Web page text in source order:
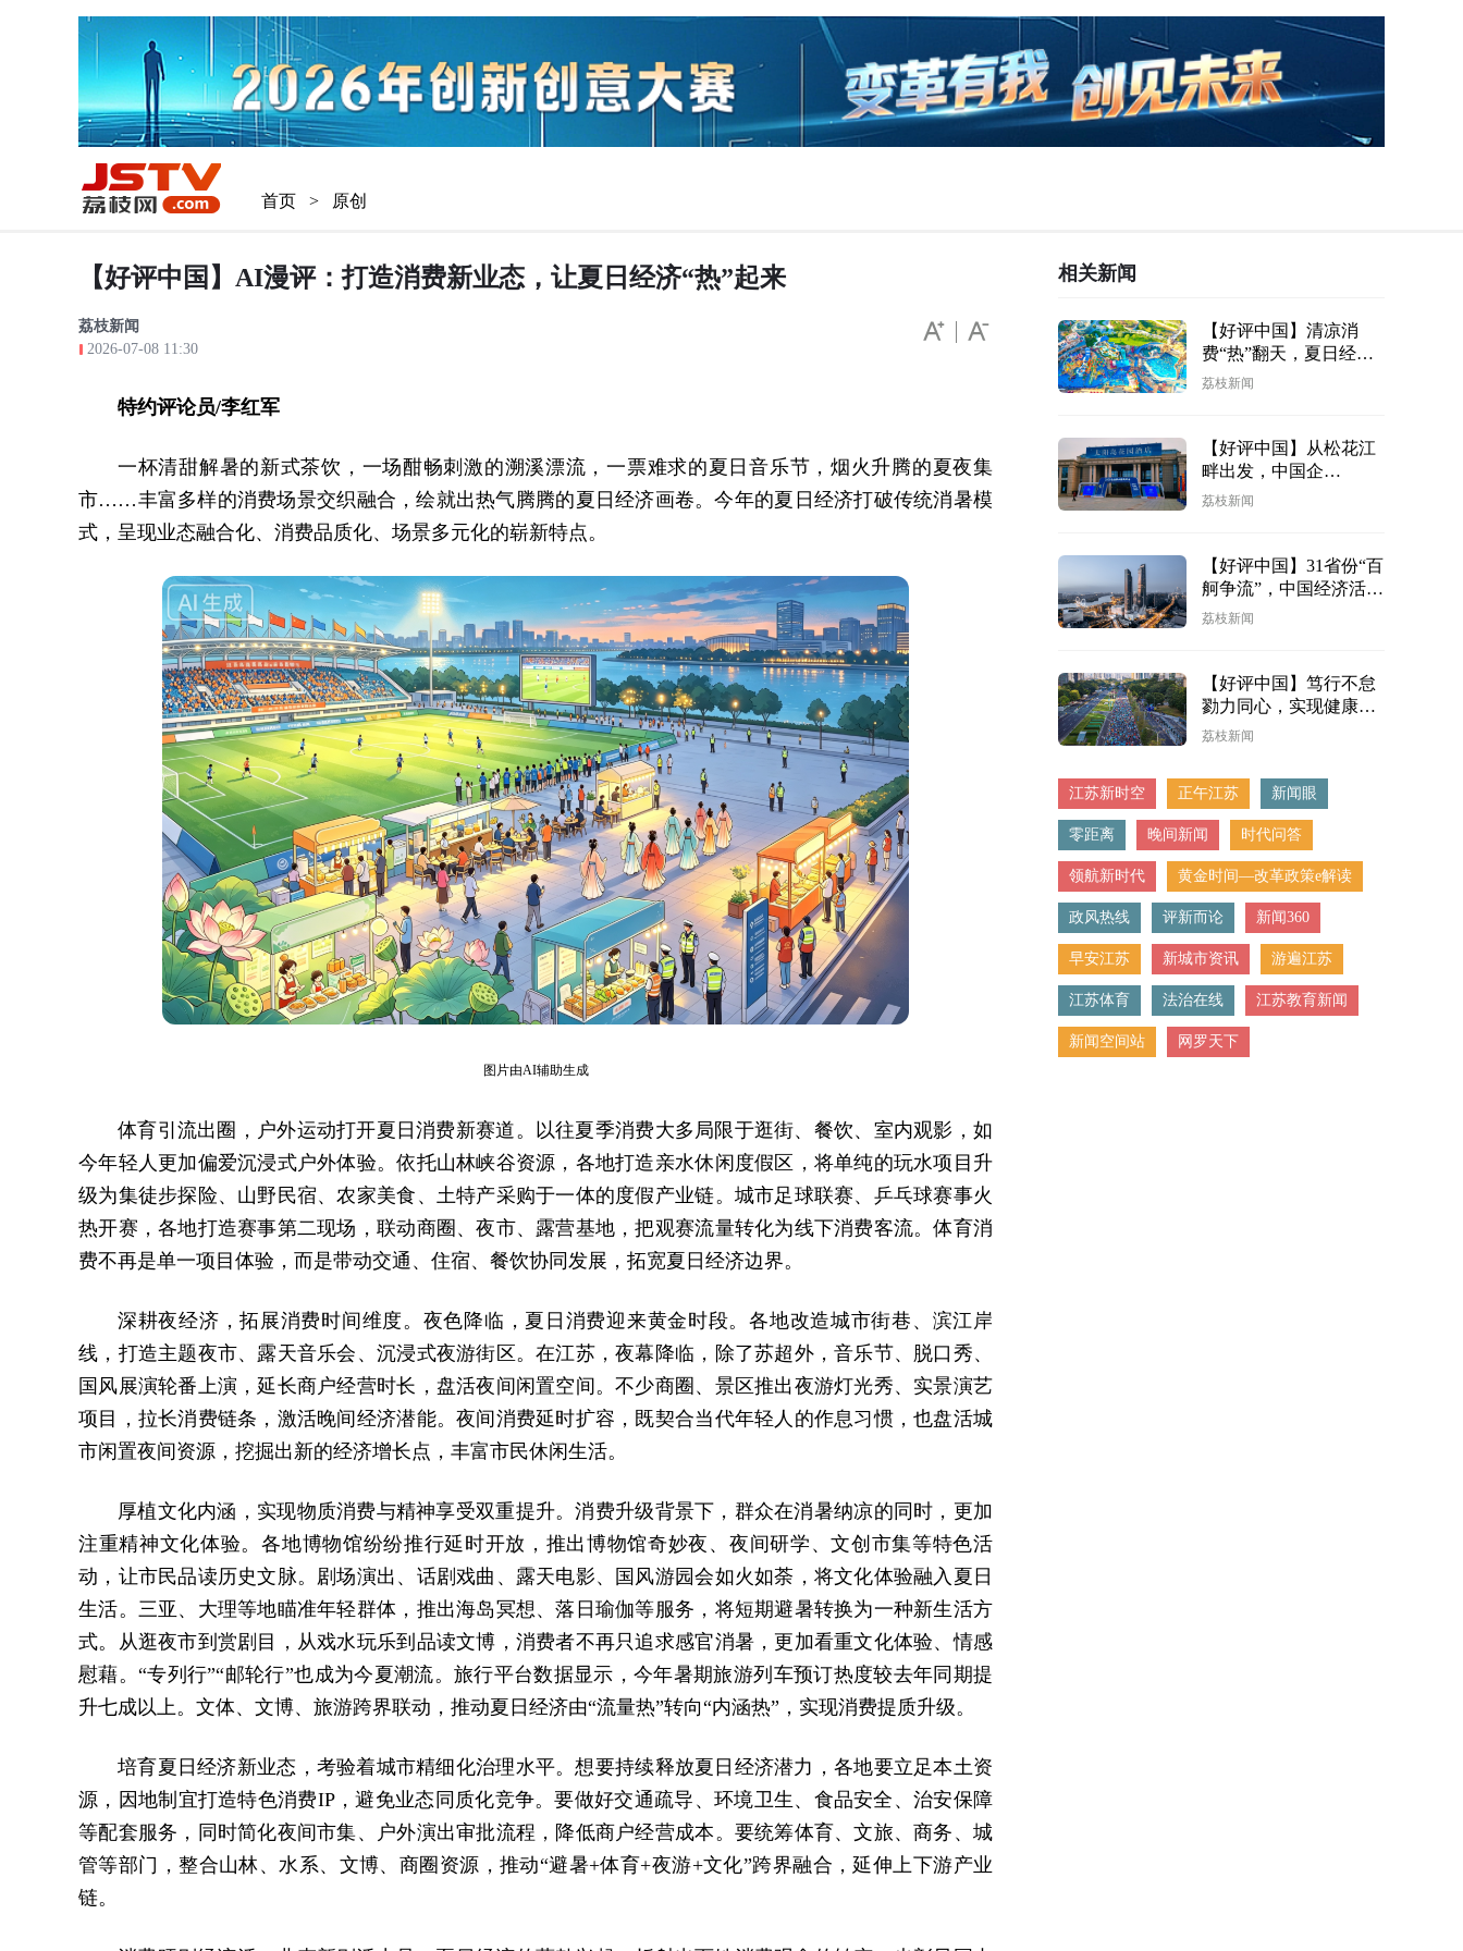
首页 > 原创
【好评中国】AI漫评：打造消费新业态，让夏日经济“热”起来
荔枝新闻
2026-07-08 11:30
特约评论员/李红军
一杯清甜解暑的新式茶饮，一场酣畅刺激的溯溪漂流，一票难求的夏日音乐节，烟火升腾的夏夜集
市……丰富多样的消费场景交织融合，绘就出热气腾腾的夏日经济画卷。今年的夏日经济打破传统消暑模
式，呈现业态融合化、消费品质化、场景多元化的崭新特点。
图片由AI辅助生成
体育引流出圈，户外运动打开夏日消费新赛道。以往夏季消费大多局限于逛街、餐饮、室内观影，如
今年轻人更加偏爱沉浸式户外体验。依托山林峡谷资源，各地打造亲水休闲度假区，将单纯的玩水项目升
级为集徒步探险、山野民宿、农家美食、土特产采购于一体的度假产业链。城市足球联赛、乒乓球赛事火
热开赛，各地打造赛事第二现场，联动商圈、夜市、露营基地，把观赛流量转化为线下消费客流。体育消
费不再是单一项目体验，而是带动交通、住宿、餐饮协同发展，拓宽夏日经济边界。
深耕夜经济，拓展消费时间维度。夜色降临，夏日消费迎来黄金时段。各地改造城市街巷、滨江岸
线，打造主题夜市、露天音乐会、沉浸式夜游街区。在江苏，夜幕降临，除了苏超外，音乐节、脱口秀、
国风展演轮番上演，延长商户经营时长，盘活夜间闲置空间。不少商圈、景区推出夜游灯光秀、实景演艺
项目，拉长消费链条，激活晚间经济潜能。夜间消费延时扩容，既契合当代年轻人的作息习惯，也盘活城
市闲置夜间资源，挖掘出新的经济增长点，丰富市民休闲生活。
厚植文化内涵，实现物质消费与精神享受双重提升。消费升级背景下，群众在消暑纳凉的同时，更加
注重精神文化体验。各地博物馆纷纷推行延时开放，推出博物馆奇妙夜、夜间研学、文创市集等特色活
动，让市民品读历史文脉。剧场演出、话剧戏曲、露天电影、国风游园会如火如荼，将文化体验融入夏日
生活。三亚、大理等地瞄准年轻群体，推出海岛冥想、落日瑜伽等服务，将短期避暑转换为一种新生活方
式。从逛夜市到赏剧目，从戏水玩乐到品读文博，消费者不再只追求感官消暑，更加看重文化体验、情感
慰藉。“专列行”“邮轮行”也成为今夏潮流。旅行平台数据显示，今年暑期旅游列车预订热度较去年同期提
升七成以上。文体、文博、旅游跨界联动，推动夏日经济由“流量热”转向“内涵热”，实现消费提质升级。
培育夏日经济新业态，考验着城市精细化治理水平。想要持续释放夏日经济潜力，各地要立足本土资
源，因地制宜打造特色消费IP，避免业态同质化竞争。要做好交通疏导、环境卫生、食品安全、治安保障
等配套服务，同时简化夜间市集、户外演出审批流程，降低商户经营成本。要统筹体育、文旅、商务、城
管等部门，整合山林、水系、文博、商圈资源，推动“避暑+体育+夜游+文化”跨界融合，延伸上下游产业
链。
相关新闻
【好评中国】清凉消
费“热”翻天，夏日经济
活力“沸腾”
荔枝新闻
【好评中国】从松花江
畔出发，中国企
业“新”意盎然蹚新途
荔枝新闻
【好评中国】31省份“百
舸争流”，中国经济活力
泉涌
荔枝新闻
【好评中国】笃行不怠
勠力同心，实现健康中
国宏阔愿景
荔枝新闻
江苏新时空 正午江苏 新闻眼
零距离 晚间新闻 时代问答
领航新时代 黄金时间—改革政策e解读
政风热线 评新而论 新闻360
早安江苏 新城市资讯 游遍江苏
江苏体育 法治在线 江苏教育新闻
新闻空间站 网罗天下